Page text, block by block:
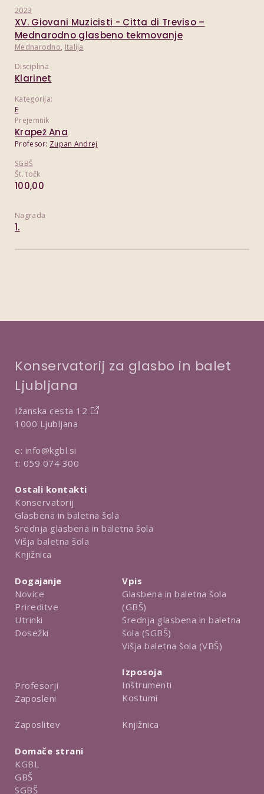
2023
XV. Giovani Muzicisti - Citta di Treviso –
Mednarodno glasbeno tekmovanje
Mednarodno, Italija
Disciplina
Klarinet
Kategorija:
E
Prejemnik
Krapež Ana
Profesor: Zupan Andrej
SGBŠ
Št. točk
100,00
Nagrada
1.
Konservatorij za glasbo in balet
Ljubljana
Ižanska cesta 12
1000 Ljubljana
e: info@kgbl.si
t: 059 074 300
Ostali kontakti
Konservatorij
Glasbena in baletna šola
Srednja glasbena in baletna šola
Višja baletna šola
Knjižnica
Dogajanje
Novice
Prireditve
Utrinki
Dosežki
Profesorji
Zaposleni
Zaposlitev
Vpis
Glasbena in baletna šola
(GBŠ)
Srednja glasbena in baletna
šola (SGBŠ)
Višja baletna šola (VBŠ)
Izposoja
Inštrumenti
Kostumi
Knjižnica
Domače strani
KGBL
GBŠ
SGBŠ